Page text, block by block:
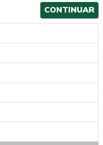
CONTINUAR